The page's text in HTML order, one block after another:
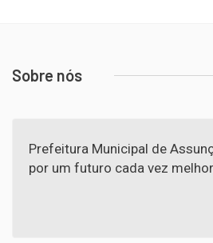
Sobre nós
Prefeitura Municipal de
por um futuro cada vez